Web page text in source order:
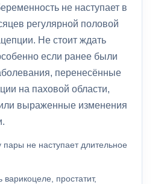
не наступает в
регулярной половой
Не стоит ждать
если ранее были
перенесённые
на паховой области,
выраженные изменения
пары не наступает длительное
варикоцеле, простатит,